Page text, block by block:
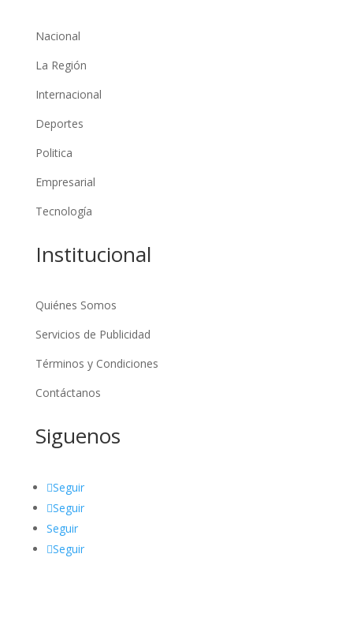
Nacional
La Región
Internacional
Deportes
Politica
Empresarial
Tecnología
Institucional
Quiénes Somos
Servicios de Publicidad
Términos y Condiciones
Contáctanos
Siguenos
Seguir
Seguir
Seguir
Seguir